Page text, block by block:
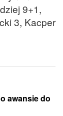
9+1,
3, Kacper
awansie do